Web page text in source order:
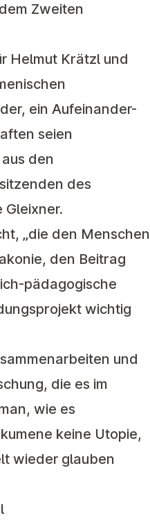
Zweiten
Helmut Krätzl und
ein Aufeinander-
seien
den
des
Gleixner.
„die den Menschen
den Beitrag
pädagogische
wichtig
und
die es im
wie es
keine Utopie,
wieder glauben